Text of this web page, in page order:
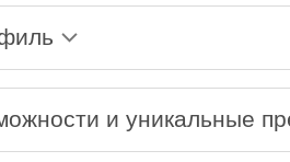
и уникальные